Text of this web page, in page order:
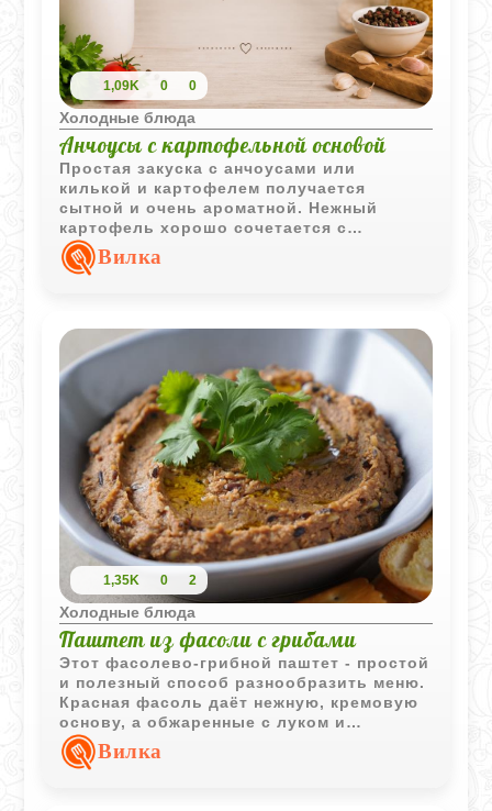
1,09K 0 0
Холодные блюда
Анчоусы с картофельной основой
Простая закуска с анчоусами или
килькой и картофелем получается
сытной и очень ароматной. Нежный
картофель хорошо сочетается с
солоноватой рыбой и легкой уксусной
заправкой с растительным маслом.
Вилка
1,35K 0 2
Холодные блюда
Паштет из фасоли с грибами
Этот фасолево‑грибной паштет - простой
и полезный способ разнообразить меню.
Красная фасоль даёт нежную, кремовую
основу, а обжаренные с луком и
чесноком грибы добавляют насыщенный
вкус и аромат. Немного кинзы и
Вилка